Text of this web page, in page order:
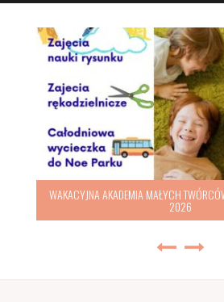
WAKACYJNA AKADEMIA MAŁYCH
2026